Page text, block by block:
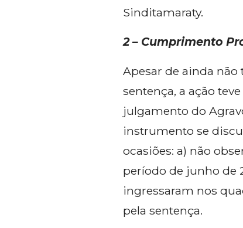
Sinditamaraty.
2 – Cumprimento
Apesar de ainda
sentença, a ação
julgamento do
instrumento se
ocasiões: a) não
período de junho de
ingressaram nos
pela sentença.